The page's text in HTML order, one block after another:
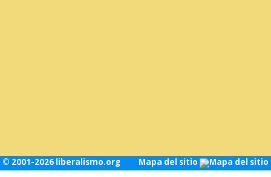
© 2001-2026 liberalismo.org Mapa del sitio